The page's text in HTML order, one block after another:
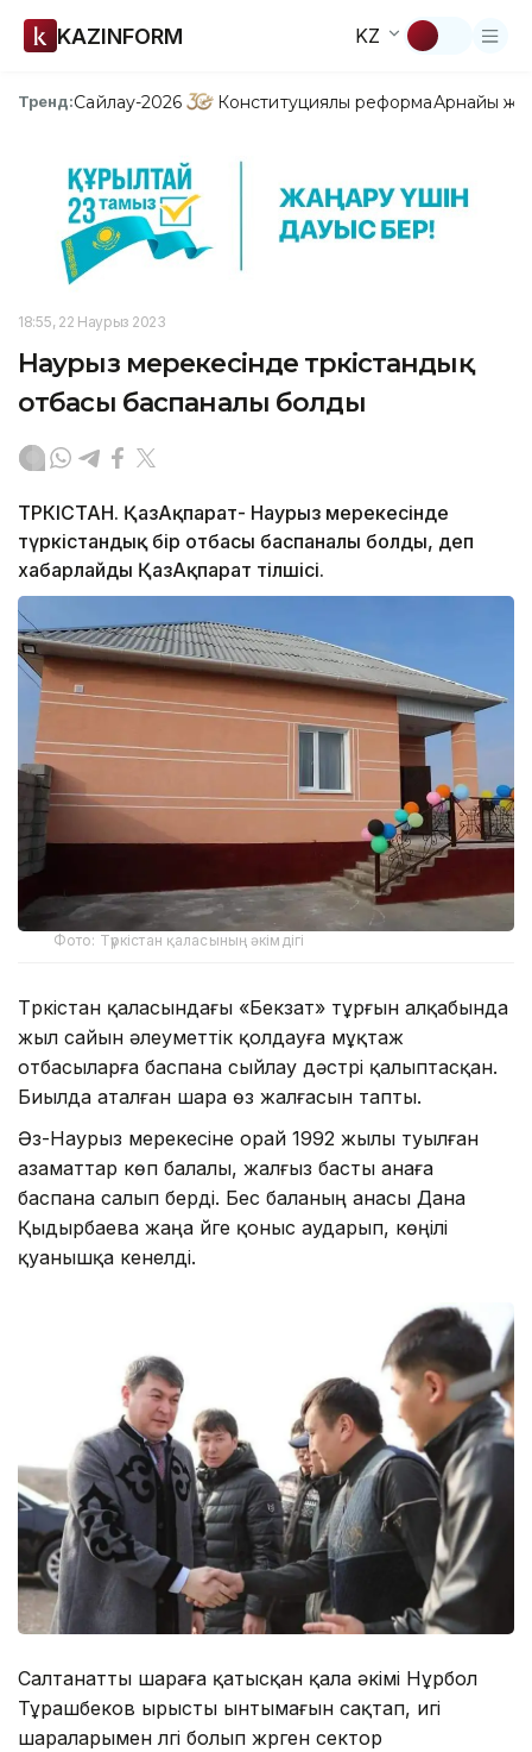
KAZINFORM KZ
Тренд:Сайлау-2026 Конституциялық реформаАрнайы
18:55, 22 Наурыз 2023
Наурыз мерекесінде түркістандық
отбасы баспаналы болды
ТҮРКІСТАН. ҚазАқпарат- Наурыз мерекесінде
түркістандық бір отбасы баспаналы болды, деп
хабарлайды ҚазАқпарат тілшісі.
Фото: Түркістан қаласының әкімдігі
Түркістан қаласындағы «Бекзат» тұрғын алқабында
жыл сайын әлеуметтік қолдауға мұқтаж
отбасыларға баспана сыйлау дәстүрі қалыптасқан.
Биылда аталған шара өз жалғасын тапты.
Әз-Наурыз мерекесіне орай 1992 жылы туылған
азаматтар көп балалы, жалғыз басты анаға
баспана салып берді. Бес баланың анасы Дана
Қыдырбаева жаңа үйге қоныс аударып, көңілі
қуанышқа кенелді.
Салтанатты шараға қатысқан қала әкімі Нұрбол
Тұрашбеков ырысты ынтымағын сақтап, игі
шараларымен үлгі болып жүрген сектор